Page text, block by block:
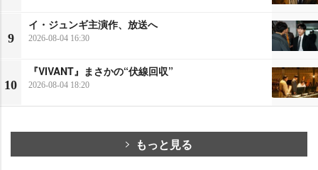
9
イ・ジュンギ主演作、放送へ
2026-08-04 16:30
10
『VIVANT』まさかの“伏線回収”
2026-08-04 18:20
もっと見る